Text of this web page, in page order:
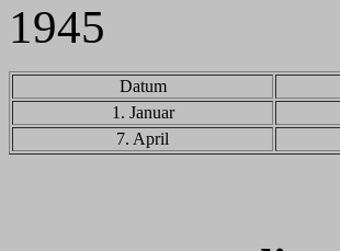
1945
Datum
1. Januar
7. April